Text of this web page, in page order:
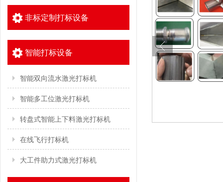
非标定制打标设备
智能打标设备
智能双向流水激光打标机
智能多工位激光打标机
转盘式智能上下料激光打标机
在线飞行打标机
大工件助力式激光打标机